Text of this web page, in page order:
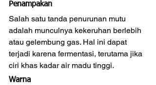
Penampakan
Salah satu tanda penurunan mutu
adalah munculnya kekeruhan berlebih
atau gelembung gas. Hal ini dapat
terjadi karena fermentasi, terutama jika
ciri khas kadar air madu tinggi.
Warna